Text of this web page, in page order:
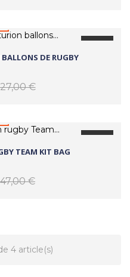
DE RUGBY
27,00 €
TEAM KIT BAG
47,00 €
4 article(s)